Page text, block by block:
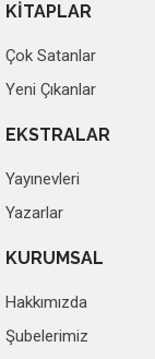
KİTAPLAR
Çok Satanlar
Yeni Çıkanlar
EKSTRALAR
Yayınevleri
Yazarlar
KURUMSAL
Hakkımızda
Şubelerimiz